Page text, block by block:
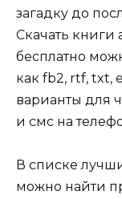
загадку до
Скачать книги
бесплатно
как fb2, rtf, txt,
варианты для
и смс на
В списке
можно найти